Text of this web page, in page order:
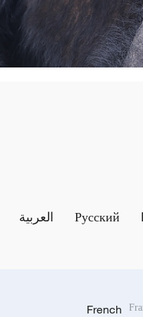
العربية Русский
French